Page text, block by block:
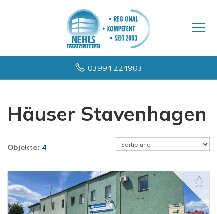
03994 224903
Häuser Stavenhagen
Objekte: 4